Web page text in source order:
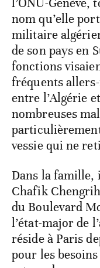
l’ONU-Genève,
nom qu’elle
militaire
de son pays en
fonctions
fréquents
entre l’Algérie
nombreuses
vessie qui ne
Dans la famille,
Chafik
du Boulevard
l’état-major de
réside à Paris
pour les